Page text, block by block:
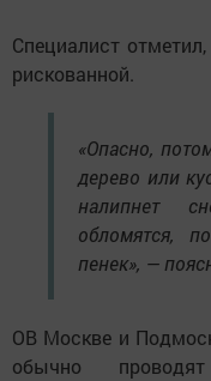
Специалист
рискованной.
«Опасно,
дерево или
налипнет
обломятся,
пенек», —
ОВ Москве и
обычно